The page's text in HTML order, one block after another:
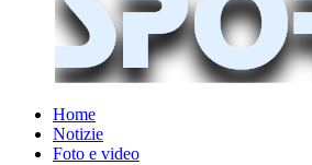
Home
Notizie
Foto e video